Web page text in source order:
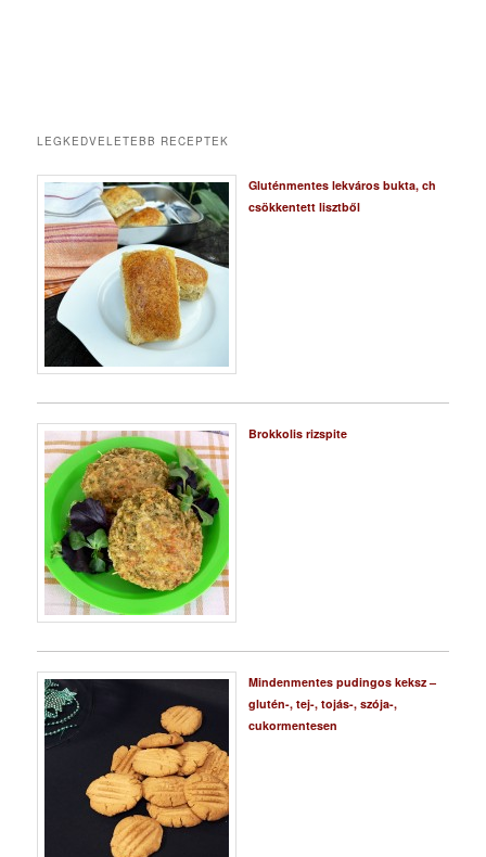
LEGKEDVELETEBB RECEPTEK
Gluténmentes lekváros bukta, ch
csökkentett lisztből
Brokkolis rizspite
Mindenmentes pudingos keksz –
glutén-, tej-, tojás-, szója-,
cukormentesen